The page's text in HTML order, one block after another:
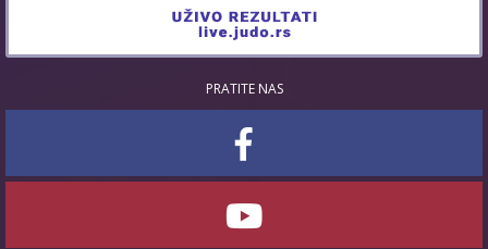
PRATITE NAS